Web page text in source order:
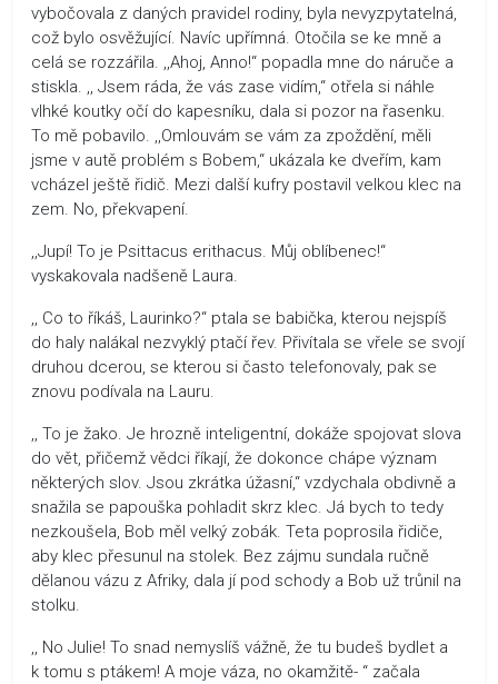
vybočovala z daných pravidel rodiny, byla nevyzpytatelná,
což bylo osvěžující. Navíc upřímná. Otočila se ke mně a
celá se rozzářila. ,,Ahoj, Anno!“ popadla mne do náruče a
stiskla. ,, Jsem ráda, že vás zase vidím,“ otřela si náhle
vlhké koutky očí do kapesníku, dala si pozor na řasenku.
To mě pobavilo. ,,Omlouvám se vám za zpoždění, měli
jsme v autě problém s Bobem,“ ukázala ke dveřím, kam
vcházel ještě řidič. Mezi další kufry postavil velkou klec na
zem. No, překvapení.
,,Jupí! To je Psittacus erithacus. Můj oblíbenec!“
vyskakovala nadšeně Laura.
,, Co to říkáš, Laurinko?“ ptala se babička, kterou nejspíš
do haly nalákal nezvyklý ptačí řev. Přivítala se vřele se svojí
druhou dcerou, se kterou si často telefonovaly, pak se
znovu podívala na Lauru.
,, To je žako. Je hrozně inteligentní, dokáže spojovat slova
do vět, přičemž vědci říkají, že dokonce chápe význam
některých slov. Jsou zkrátka úžasní,“ vzdychala obdivně a
snažila se papouška pohladit skrz klec. Já bych to tedy
nezkoušela, Bob měl velký zobák. Teta poprosila řidiče,
aby klec přesunul na stolek. Bez zájmu sundala ručně
dělanou vázu z Afriky, dala jí pod schody a Bob už trůnil na
stolku.
,, No Julie! To snad nemyslíš vážně, že tu budeš bydlet a
k tomu s ptákem! A moje váza, no okamžitě- “ začala